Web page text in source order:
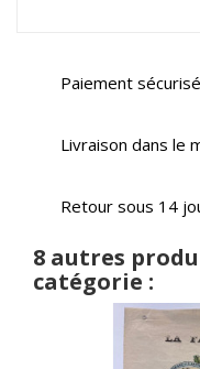
Paiement sécurisé
Livraison dans le
Retour sous 14
8 autres
catégorie :